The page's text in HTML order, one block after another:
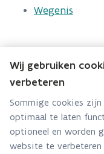
Wegenis
Team
Hebt u een
Via contact
Wij gebruiken
verbeteren
Sommige cookies
optimaal te laten
optioneel en worden
website te